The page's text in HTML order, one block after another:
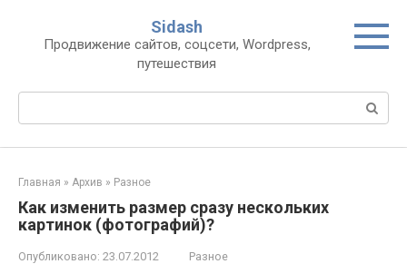
контенту
Sidash
Продвижение сайтов, соцсети, Wordpress,
путешествия
Главная » Архив » Разное
Как изменить размер сразу нескольких
картинок (фотографий)?
Опубликовано: 23.07.2012 Разное